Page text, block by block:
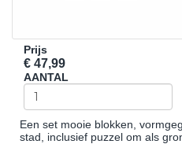
Prijs
€ 47,99
AANTAL
Een set mooie blokken,
stad, inclusief puzzel om als